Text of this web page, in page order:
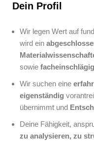
Dein Profil
Wir legen Wert auf
wird ein
sowie
Wir suchen eine
eigenständig
übernimmt und
Deine Fähigkeit,
zu analysieren, zu